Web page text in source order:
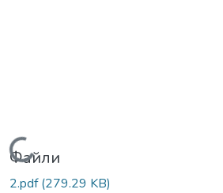
Вантажиться...
Файли
2.pdf(279.29 KB)